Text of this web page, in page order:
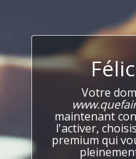
Votre
maintenant
l'activer,
premium qui